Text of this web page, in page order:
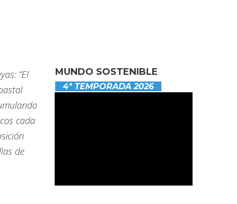
“El
cada
de
MUNDO SOSTENIBLE
4ª TEMPORADA 2026